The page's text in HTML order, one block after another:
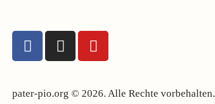
pater-pio.org © 2026. Alle Rechte vorbehalten.